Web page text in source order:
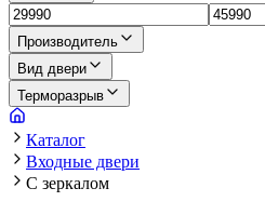
Производитель
Вид двери
Терморазрыв
Каталог
Входные двери
С зеркалом